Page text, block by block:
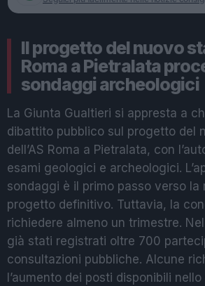
Il progetto del nuovo
Roma a Pietralata
sondaggi archeologici
La Giunta Gualtieri si appresta a
dibattito pubblico sul progetto del
dell’AS Roma a Pietralata, con
esami geologici e archeologici.
sondaggi è il primo passo verso la
progetto definitivo. Tuttavia, la
richiedere almeno un trimestre.
già stati registrati oltre 700
consultazioni pubbliche. Alcune
l’aumento dei posti disponibili